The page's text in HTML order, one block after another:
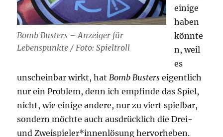
Bomb Busters – Anzeiger für
Lebenspunkte / Foto: Spieltroll
einige
haben
könnte
n, weil
es
unscheinbar wirkt, hatBomb Busters eigentlich
nur ein Problem, denn ich empfinde das Spiel,
nicht, wie einige andere, nur zu viert spielbar,
sondern möchte auch ausdrücklich die Drei-
und Zweispieler*innenlösung hervorheben.